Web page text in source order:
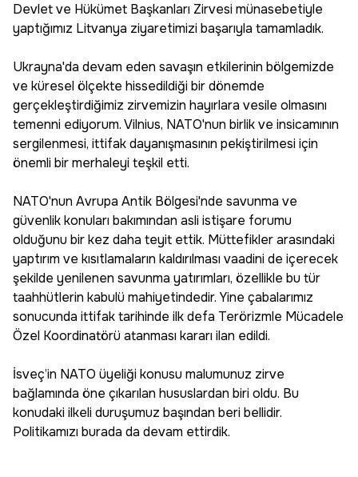
Devlet ve Hükümet Başkanları Zirvesi münasebetiyle
yaptığımız Litvanya ziyaretimizi başarıyla tamamladık.
Ukrayna'da devam eden savaşın etkilerinin bölgemizde
ve küresel ölçekte hissedildiği bir dönemde
gerçekleştirdiğimiz zirvemizin hayırlara vesile olmasını
temenni ediyorum. Vilnius, NATO'nun birlik ve insicamının
sergilenmesi, ittifak dayanışmasının pekiştirilmesi için
önemli bir merhaleyi teşkil etti.
NATO'nun Avrupa Antik Bölgesi'nde savunma ve
güvenlik konuları bakımından asli istişare forumu
olduğunu bir kez daha teyit ettik. Müttefikler arasındaki
yaptırım ve kısıtlamaların kaldırılması vaadini de içerecek
şekilde yenilenen savunma yatırımları, özellikle bu tür
taahhütlerin kabulü mahiyetindedir. Yine çabalarımız
sonucunda ittifak tarihinde ilk defa Terörizmle Mücadele
Özel Koordinatörü atanması kararı ilan edildi.
İsveç’in NATO üyeliği konusu malumunuz zirve
bağlamında öne çıkarılan hususlardan biri oldu. Bu
konudaki ilkeli duruşumuz başından beri bellidir.
Politikamızı burada da devam ettirdik.